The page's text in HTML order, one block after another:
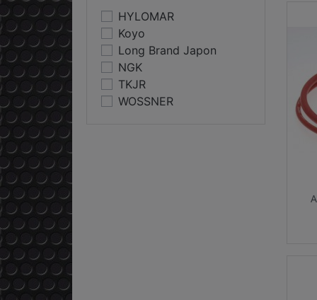
HYLOMAR
Koyo
Long Brand Japon
NGK
TKJR
WOSSNER